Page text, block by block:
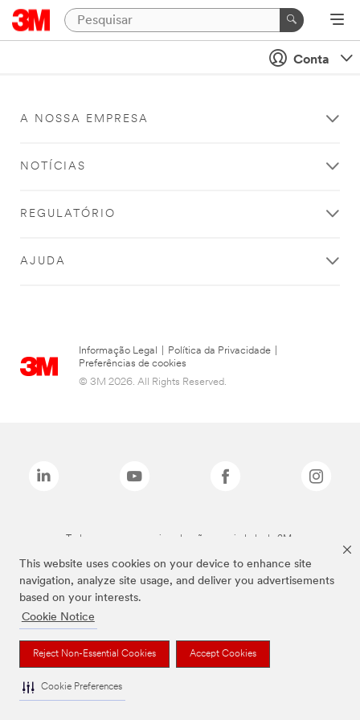
This website uses cookies on your device to enhance site
navigation, analyze site usage, and deliver you advertisements
based on your interests.
Cookie Notice
Reject Non-Essential Cookies Accept Cookies
Cookie Preferences
Conta
A NOSSA EMPRESA
NOTÍCIAS
REGULATÓRIO
AJUDA
Informação Legal Política da Privacidade
Preferências de cookies
© 3M 2026. All Rights Reserved.
Todas as marcas mencionadas são propriedade da 3M.